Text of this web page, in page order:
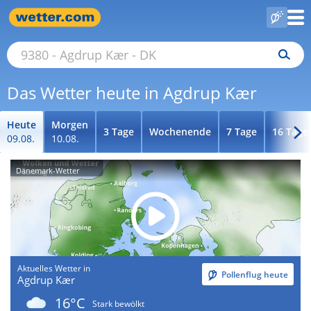
Das Wetter heute in Agdrup Kær
Heute
09.08.
Morgen
10.08.
3 Tage Wochenende 7 Tage 16 Tage
Dänemark-Wetter
Aktuelles Wetter in
Agdrup Kær Pollenflug heute
16°C
Stark bewölkt